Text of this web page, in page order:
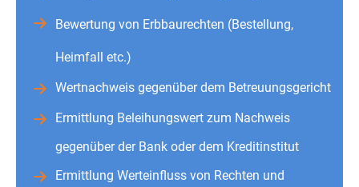
Bewertung von Erbbaurechten (Bestellung,
Heimfall etc.)
Wertnachweis gegenüber dem Betreuungsgericht
Ermittlung Beleihungswert zum Nachweis
gegenüber der Bank oder dem Kreditinstitut
Ermittlung Werteinfluss von Rechten und